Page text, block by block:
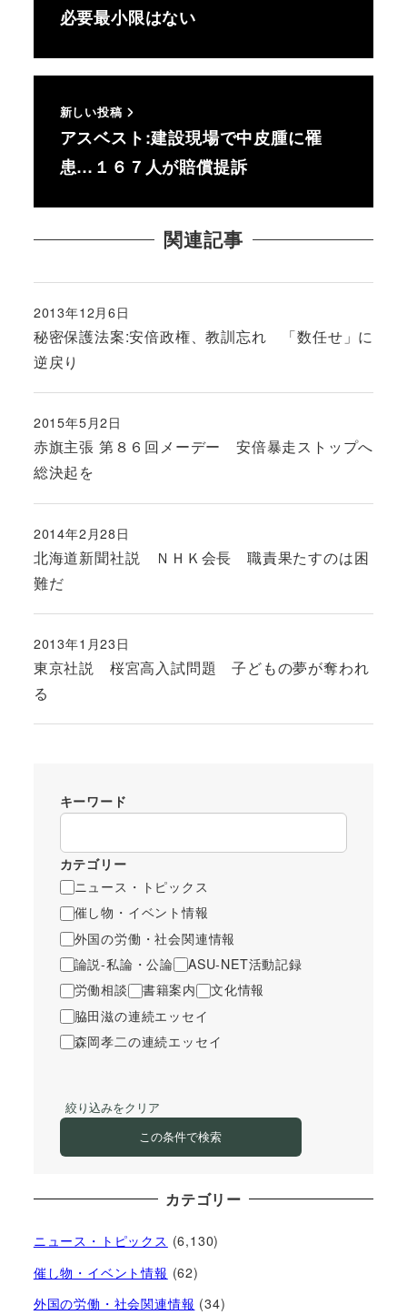
必要最小限はない
新しい投稿
アスベスト:建設現場で中皮腫に罹
患…１６７人が賠償提訴
関連記事
秘密保護法案:安倍政権、教訓忘れ 「数任せ」に
逆戻り
投稿日
2013年12月6日
赤旗主張 第８６回メーデー 安倍暴走ストップへ
総決起を
投稿日
2015年5月2日
北海道新聞社説 ＮＨＫ会長 職責果たすのは困
難だ
投稿日
2014年2月28日
東京社説 桜宮高入試問題 子どもの夢が奪われ
る
投稿日
2013年1月23日
キーワード
カテゴリー
ニュース・トピックス
催し物・イベント情報
外国の労働・社会関連情報
論説-私論・公論
ASU-NET活動記録
労働相談
書籍案内
文化情報
脇田滋の連続エッセイ
森岡孝二の連続エッセイ
絞り込みをクリア
この条件で検索
カテゴリー
ニュース・トピックス (6,130)
催し物・イベント情報 (62)
外国の労働・社会関連情報 (34)